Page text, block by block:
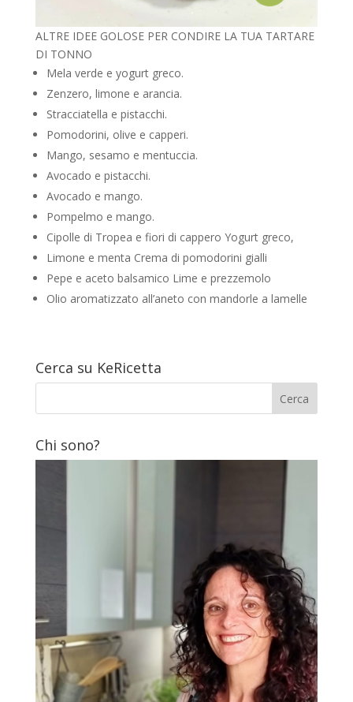
ALTRE IDEE GOLOSE PER CONDIRE LA TUA TARTARE
DI TONNO
Mela verde e yogurt greco.
Zenzero, limone e arancia.
Stracciatella e pistacchi.
Pomodorini, olive e capperi.
Mango, sesamo e mentuccia.
Avocado e pistacchi.
Avocado e mango.
Pompelmo e mango.
Cipolle di Tropea e fiori di cappero Yogurt greco,
Limone e menta Crema di pomodorini gialli
Pepe e aceto balsamico Lime e prezzemolo
Olio aromatizzato all’aneto con mandorle a lamelle
Cerca su KeRicetta
Chi sono?